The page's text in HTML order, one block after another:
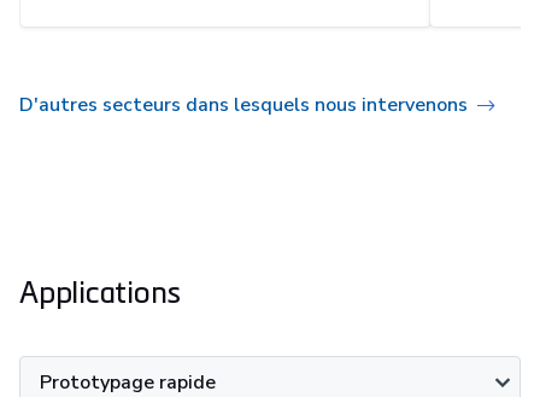
D'autres secteurs dans lesquels nous intervenons
Applications
Prototypage rapide